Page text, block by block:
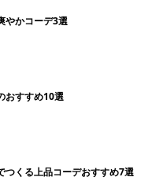
やかコーデ3選
おすすめ10選
つくる上品コーデおすすめ7選